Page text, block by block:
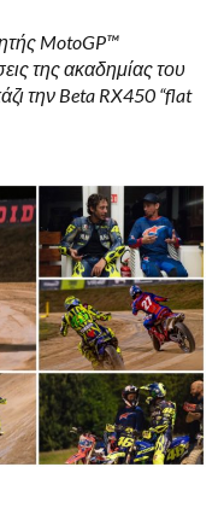
MotoGP™
της ακαδημίας του
την Beta RX450 “flat